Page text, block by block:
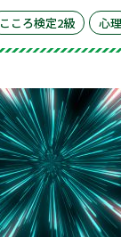
こころ検定2級 心理